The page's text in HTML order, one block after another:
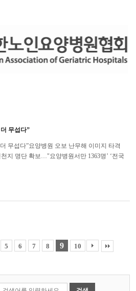
무섭다”
무섭다”요양병원 오보 난무해 이미지 타격
지 명단 확보…"요양병원서만 1363명’ ‘전국
업…당국 즉시 검사...
5 6 7 8 9 10